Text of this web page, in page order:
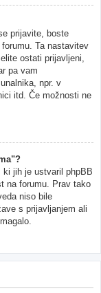
prijavite, boste
Ta nastavitev
ostati prijavljeni,
pa vam
npr. v
itd. Če možnosti ne
jih je ustvaril phpBB
na forumu. Prav tako
niso bile
s prijavljanjem ali